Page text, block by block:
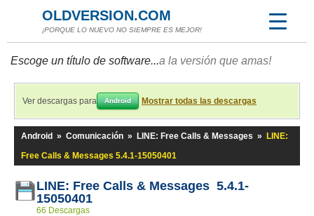
OLDVERSION.COM
¡PORQUE LO NUEVO NO SIEMPRE ES MEJOR!
Escoge un título de software...a la versión que amas!
Ver descargas para Android Mostrar todas las descargas
Android » Comunicación » LINE: Free Calls & Messages »
LINE:
Free Calls & Messages 5.4.1-15050401
LINE: Free Calls & Messages 5.4.1-
15050401
66 Descargas